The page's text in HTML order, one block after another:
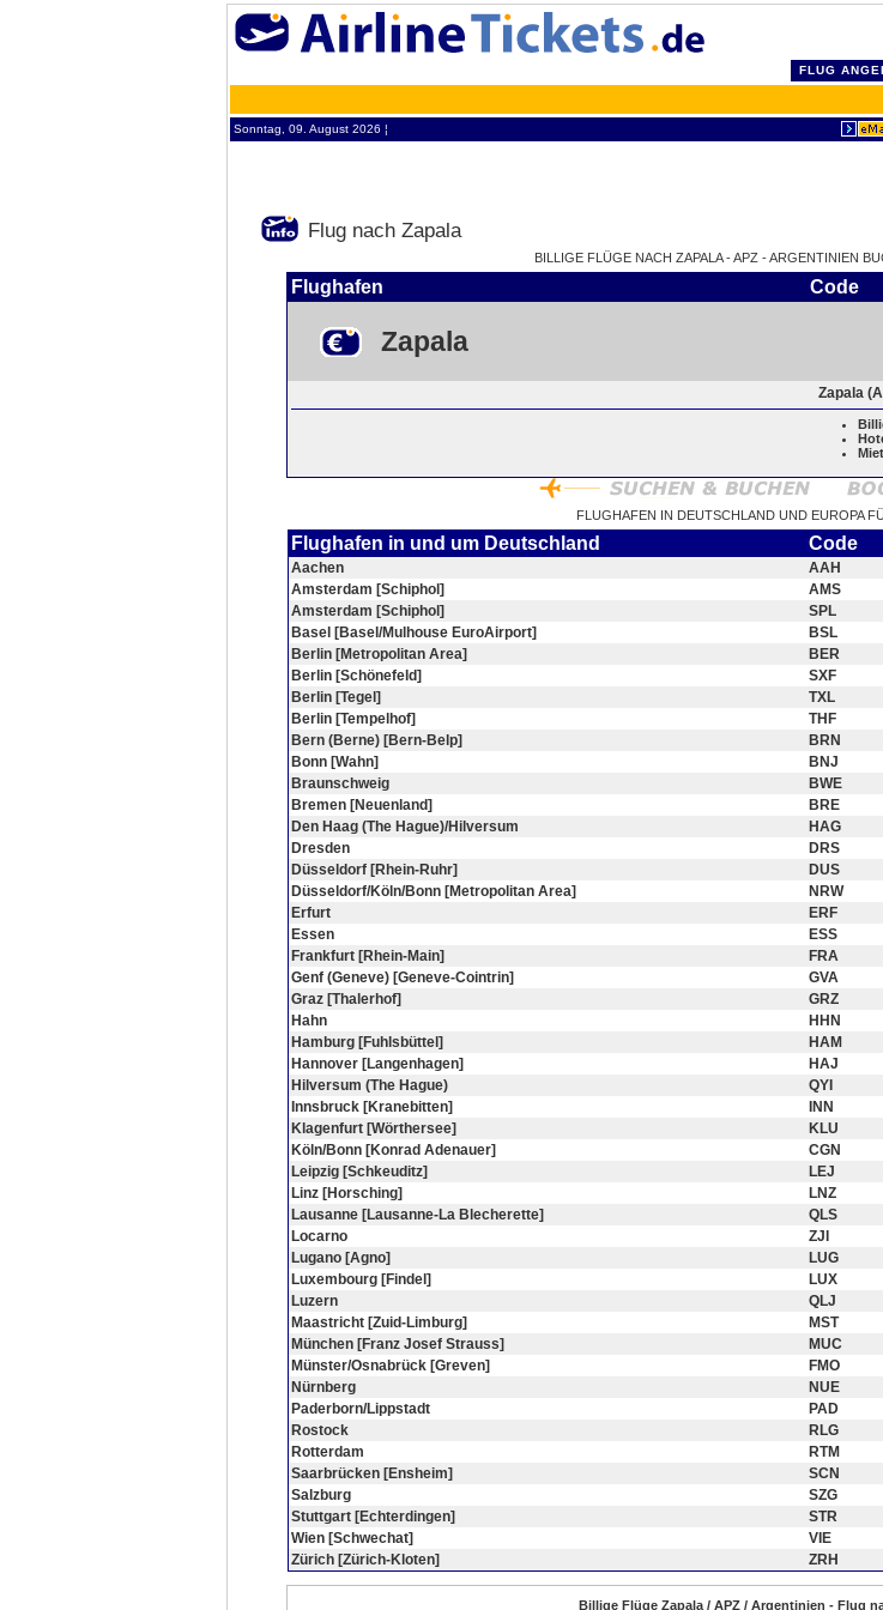
FLUG
Sonntag, 09. August 2026 ¦
Flug nach Zapala
BILLIGE FLÜGE NACH ZAPALA - APZ - ARGENTINIEN
Flughafen Code
Zapala
Zapala
FLUGHAFEN IN DEUTSCHLAND UND EUROPA
Flughafen in und um Deutschland Code
Aachen AAH
Amsterdam [Schiphol]
AMS
Amsterdam [Schiphol]
SPL
Basel [Basel/Mulhouse EuroAirport]
BSL
Berlin [Metropolitan Area]
BER
Berlin [Schönefeld]
SXF
Berlin [Tegel]
TXL
Berlin [Tempelhof]
THF
Bern (Berne) [Bern-Belp]
BRN
Bonn [Wahn]
BNJ
Braunschweig
BWE
Bremen [Neuenland]
BRE
Den Haag (The Hague)/Hilversum
HAG
Dresden
DRS
Düsseldorf [Rhein-Ruhr]
DUS
Düsseldorf/Köln/Bonn [Metropolitan Area]
NRW
Erfurt
ERF
Essen
ESS
Frankfurt [Rhein-Main]
FRA
Genf (Geneve) [Geneve-Cointrin]
GVA
Graz [Thalerhof]
GRZ
Hahn
HHN
Hamburg [Fuhlsbüttel]
HAM
Hannover [Langenhagen]
HAJ
Hilversum (The Hague)
QYI
Innsbruck [Kranebitten]
INN
Klagenfurt [Wörthersee]
KLU
Köln/Bonn [Konrad Adenauer]
CGN
Leipzig [Schkeuditz]
LEJ
Linz [Horsching]
LNZ
Lausanne [Lausanne-La Blecherette]
QLS
Locarno
ZJI
Lugano [Agno]
LUG
Luxembourg [Findel]
LUX
Luzern
QLJ
Maastricht [Zuid-Limburg]
MST
München [Franz Josef Strauss]
MUC
Münster/Osnabrück [Greven]
FMO
Nürnberg
NUE
Paderborn/Lippstadt
PAD
Rostock
RLG
Rotterdam
RTM
Saarbrücken [Ensheim]
SCN
Salzburg
SZG
Stuttgart [Echterdingen]
STR
Wien [Schwechat]
VIE
Zürich [Zürich-Kloten]
ZRH
Billige Flüge Zapala / APZ / Argentinien - Flug